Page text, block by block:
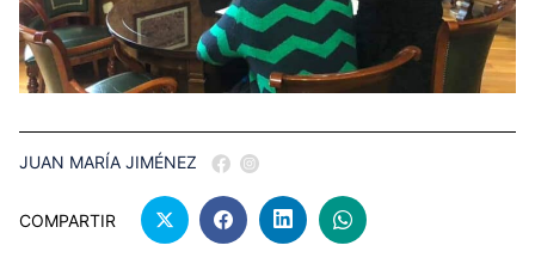
JUAN MARÍA JIMÉNEZ
COMPARTIR